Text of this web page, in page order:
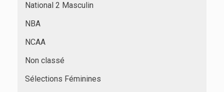
National 2 Masculin
NBA
NCAA
Non classé
Sélections Féminines